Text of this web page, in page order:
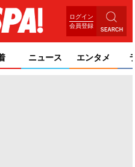
ログイン
会員登録
ニュース エンタメ